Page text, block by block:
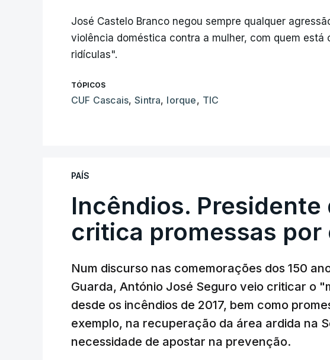
José Castelo Branco negou sempre qualquer
violência doméstica contra a mulher, com quem está
ridículas".
TÓPICOS
CUF Cascais,Sintra, Iorque, TIC
PAÍS
Incêndios. Presidente
critica promessas
Num discurso nas comemorações dos 150
Guarda, António José Seguro veio criticar o
desde os incêndios de 2017, bem como
exemplo, na recuperação da área ardida na
necessidade de apostar na prevenção.